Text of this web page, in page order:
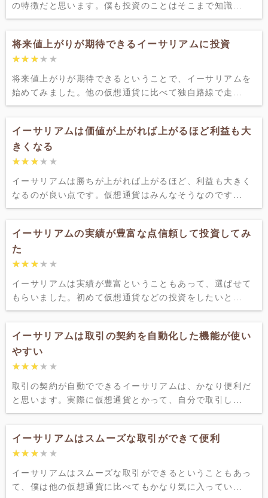
の特徴だと思います。僕も投資のことはそこまで知識...
将来値上がりが期待できるイーサリアムに投資
★★★★★
★★★★★
将来値上がりが期待できるということで、イーサリアムを
始めてみました。他の仮想通貨に比べて独自路線で走...
イーサリアムは価値が上がれば上がるほど利益も大
きくなる
★★★★★
★★★★★
イーサリアムは勝ちが上がれば上がるほど、利益も大きく
なるのが良い点です。仮想通貨はみんなそうなのです...
イーサリアムの実績が豊富な点信頼して投資してみ
た
★★★★★
★★★★★
イーサリアムは実績が豊富ということもあって、選ばせて
もらいました。初めて仮想通貨などの投資をしたいと...
イーサリアムは取引の契約を自動化した機能が使い
やすい
★★★★★
★★★★★
取引の契約が自動でできるイーサリアムは、かなり便利だ
と思います。実際に仮想通貨とかって、自分で取引し...
イーサリアムはスムーズな取引ができて便利
★★★★★
★★★★★
イーサリアムはスムーズな取引ができるということもあっ
て、僕は他の仮想通貨に比べてもかなり気に入ってい...